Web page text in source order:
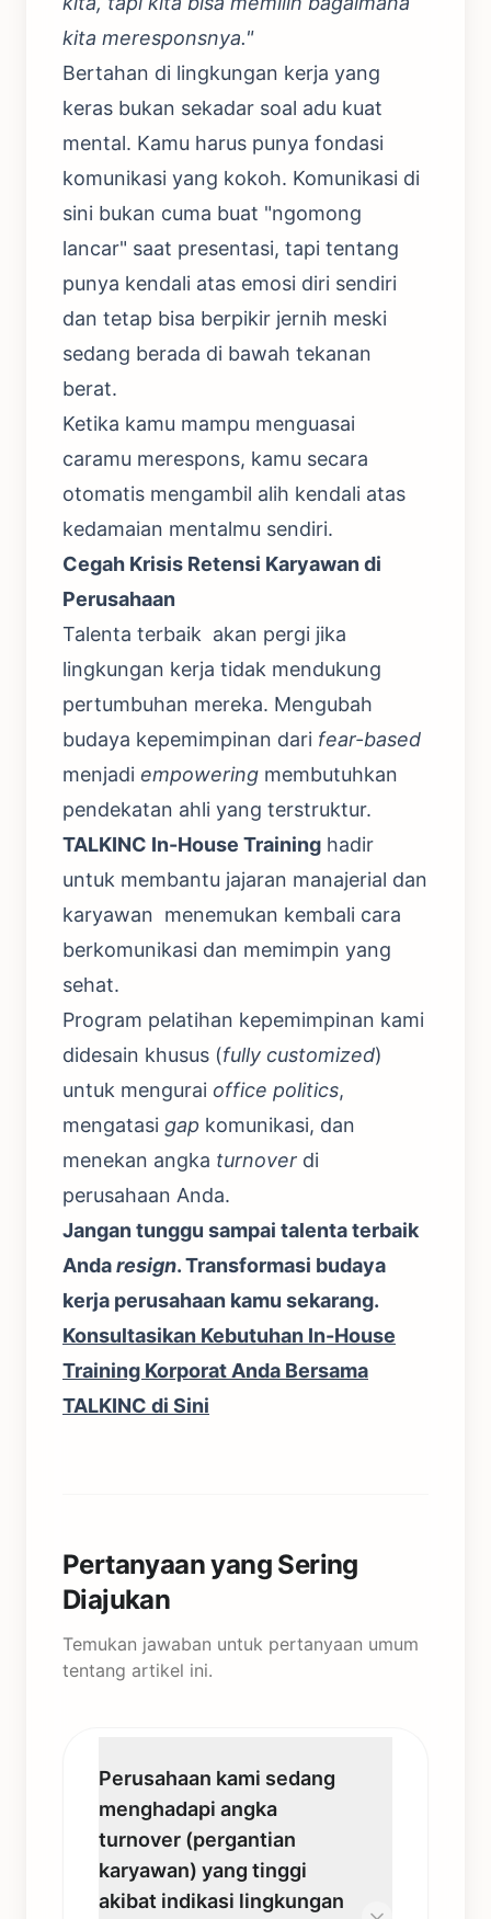
kita meresponsnya."
Bertahan di lingkungan kerja yang
keras bukan sekadar soal adu kuat
mental. Kamu harus punya fondasi
komunikasi yang kokoh. Komunikasi di
sini bukan cuma buat "ngomong
lancar" saat presentasi, tapi tentang
punya kendali atas emosi diri sendiri
dan tetap bisa berpikir jernih meski
sedang berada di bawah tekanan
berat.
Ketika kamu mampu menguasai
caramu merespons, kamu secara
otomatis mengambil alih kendali atas
kedamaian mentalmu sendiri.
Cegah Krisis Retensi Karyawan di
Perusahaan
Talenta terbaik akan pergi jika
lingkungan kerja tidak mendukung
pertumbuhan mereka. Mengubah
budaya kepemimpinan dari fear-based
menjadi empowering membutuhkan
pendekatan ahli yang terstruktur.
TALKINC In-House Training hadir
untuk membantu jajaran manajerial dan
karyawan menemukan kembali cara
berkomunikasi dan memimpin yang
sehat.
Program pelatihan kepemimpinan kami
didesain khusus (fully customized)
untuk mengurai office politics,
mengatasi gap komunikasi, dan
menekan angka turnover di
perusahaan Anda.
Jangan tunggu sampai talenta terbaik
Andaresign. Transformasi budaya
kerja perusahaan kamu sekarang.
Konsultasikan Kebutuhan In-House
Training Korporat Anda Bersama
TALKINC di Sini
Pertanyaan yang Sering
Diajukan
Temukan jawaban untuk pertanyaan umum
tentang artikel ini.
Perusahaan kami sedang
menghadapi angka
turnover (pergantian
karyawan) yang tinggi
akibat indikasi lingkungan